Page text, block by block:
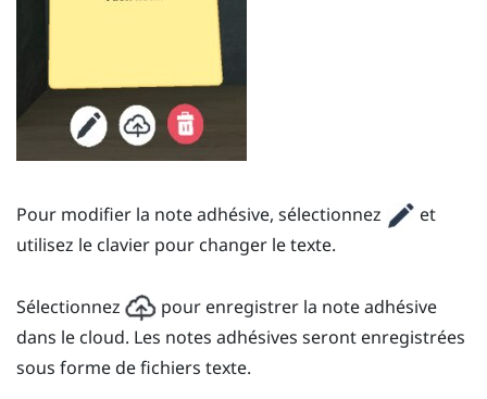
Pour modifier la note adhésive, sélectionnez
et
utilisez le clavier pour changer le texte.
Sélectionnez
pour enregistrer la note adhésive
dans le cloud. Les notes adhésives seront enregistrées
sous forme de fichiers texte.